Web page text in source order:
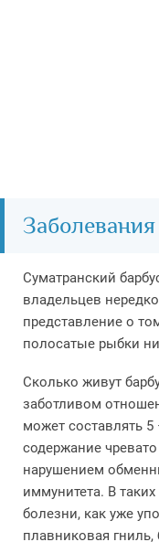
Заболевания
Суматранский
владельцев
представление о
полосатые рыбки
Сколько живут
заботливом
может составлять
содержание
нарушением
иммунитета. В
болезни, как уже
плавниковая гниль,